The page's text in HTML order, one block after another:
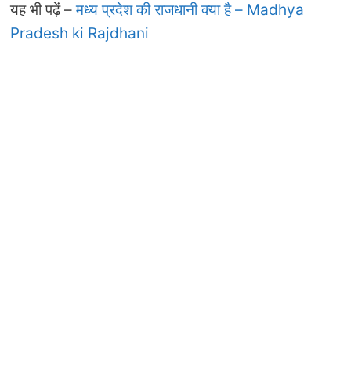
यह भी पढ़ें –मध्य प्रदेश की राजधानी क्या है – Madhya
Pradesh ki Rajdhani